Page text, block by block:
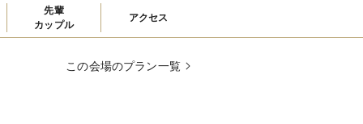
先輩
カップル
アクセス
この会場のプラン一覧